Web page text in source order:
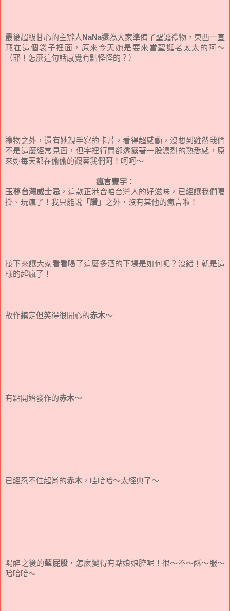
最後超級甘心的主辦人NaNa還為大家準備了聖誕禮物，東西一直
藏在這個袋子裡面，原來今天她是要來當聖誕老太太的阿～
（耶！怎麼這句話感覺有點怪怪的？）
禮物之外，還有她親手寫的卡片，看得超感動，沒想到雖然我們
不是這麼經常見面，但字裡行間卻透露著一股濃烈的熟悉感，原
來妳每天都在偷偷的觀察我們阿！呵呵～
瘋言豐宇：
玉尊台灣威士忌 ，這款正港合咱台灣人的好滋味，已經讓我們喝
掛、玩瘋了！我只能說 「讚」 之外，沒有其他的瘋言啦！
接下來讓大家看看喝了這麼多酒的下場是如何呢？沒錯！就是這
樣的起瘋了！
故作鎮定但笑得很開心的赤木～
有點開始發作的赤木～
已經忍不住起肖的赤木 ，哇哈哈～太經典了～
喝醉之後的藍屁股 ，怎麼變得有點娘娘腔呢！很～不～酥～服～
哈哈哈～